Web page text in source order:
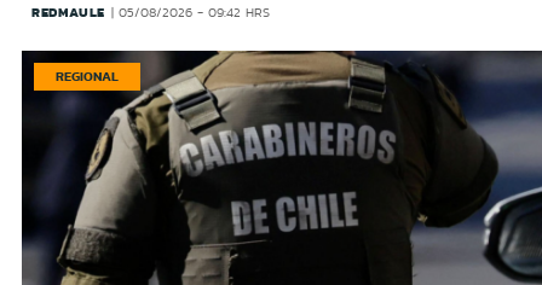
REDMAULE 05/08/2026 - 09:42 HRS
REGIONAL